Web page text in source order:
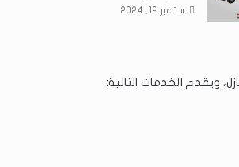
سبتمبر 12, 2024
ويقدم الخدمات التالية: